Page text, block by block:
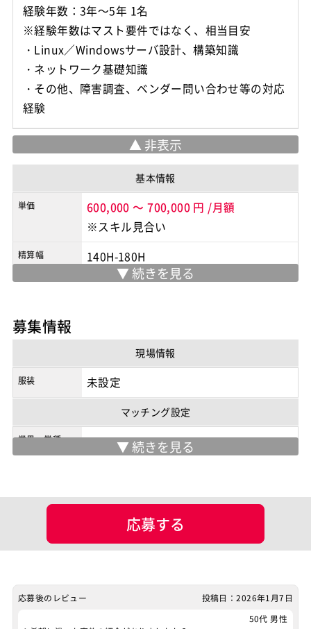
経験年数：3年～5年 1名
※経験年数はマスト要件ではなく、相当目安
・Linux／Windowsサーバ設計、構築知識
・ネットワーク基礎知識
・その他、障害調査、ベンダー問い合わせ等の対応
基本情報
単価 600,000 ～700,000 円 /月額
※スキル見合い
精算幅 140H-180H
勤務地 JR中野駅近辺＠常駐
契約形態
募集情報
現場情報
服装 未設定
マッチング設定
業界・業種
スキル Linux AWS
応募する
応募後のレビュー
投稿日：2026年1月7日
50代 男性